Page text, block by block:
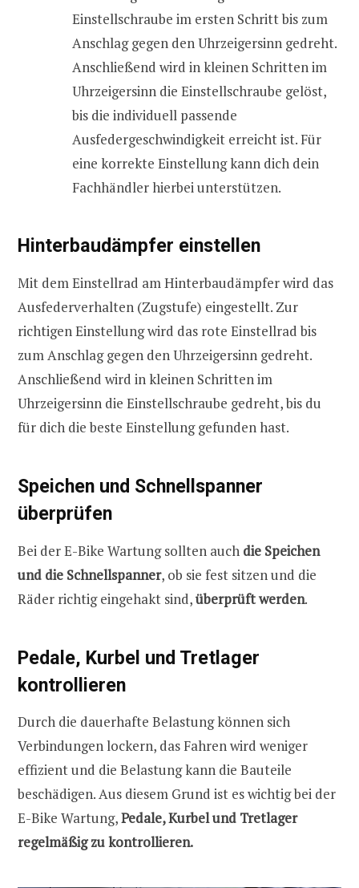
Einstellschraube im ersten Schritt bis zum
Anschlag gegen den Uhrzeigersinn gedreht.
Anschließend wird in kleinen Schritten im
Uhrzeigersinn die Einstellschraube gelöst,
bis die individuell passende
Ausfedergeschwindigkeit erreicht ist. Für
eine korrekte Einstellung kann dich dein
Fachhändler hierbei unterstützen.
Hinterbaudämpfer einstellen
Mit dem Einstellrad am Hinterbaudämpfer wird das
Ausfederverhalten (Zugstufe) eingestellt. Zur
richtigen Einstellung wird das rote Einstellrad bis
zum Anschlag gegen den Uhrzeigersinn gedreht.
Anschließend wird in kleinen Schritten im
Uhrzeigersinn die Einstellschraube gedreht, bis du
für dich die beste Einstellung gefunden hast.
Speichen und Schnellspanner
überprüfen
Bei der E-Bike Wartung sollten auch die Speichen
und die Schnellspanner, ob sie fest sitzen und die
Räder richtig eingehakt sind,überprüft werden.
Pedale, Kurbel und Tretlager
kontrollieren
Durch die dauerhafte Belastung können sich
Verbindungen lockern, das Fahren wird weniger
effizient und die Belastung kann die Bauteile
beschädigen. Aus diesem Grund ist es wichtig bei der
E-Bike Wartung,Pedale, Kurbel und Tretlager
regelmäßig zu kontrollieren.